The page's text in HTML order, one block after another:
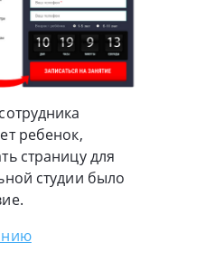
ребенок,
страницу для
студии было